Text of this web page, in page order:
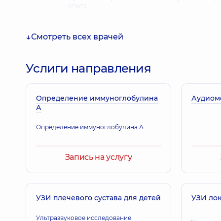
Фарион Инна Дмитриевна
Гинеколог детского и подросткового возраста;
диагностики,
30 лет опыта
Осадчая Алина Владимировна
Смотреть всех врачей
Услиги направления
Определение иммуноглобулина
А
Определение иммуноглобулина А
Запись на услугу
УЗИ плечевого сустава для детей
Ультразвуковое исследование
УЗИ